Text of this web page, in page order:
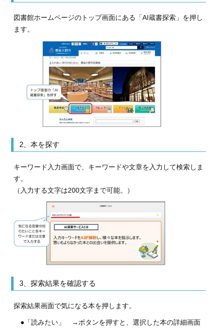
図書館ホームページのトップ画面にある「AI蔵書探索」を押し
ます。
2、本を探す
キーワード入力画面で、キーワードや文章を入力して検索しま
す。
（入力する文字は200文字まで可能。）
3、探索結果を確認する
探索結果画面で気になる本を押します。
●「読みたい」 →ボタンを押すと、選択した本の詳細画面